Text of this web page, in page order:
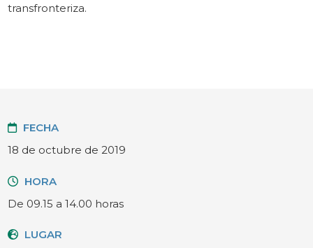
transfronteriza.
FECHA
18 de octubre de 2019
HORA
De 09.15 a 14.00 horas
LUGAR